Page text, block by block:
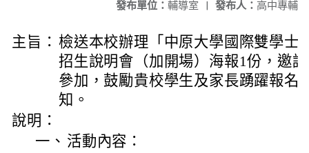
發布人： 高中專輔
發布單位： 輔導室 |
主旨： 檢送本校辦理「中原大學國際雙學士
招生說明會（加開場）海報1份，邀
參加，鼓勵貴校學生及家長踴躍報名
知。
說明：
一、 活動內容：